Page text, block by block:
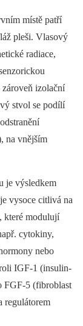
místě patří
pleši. Vlasový
radiace,
zároveň izolační
stvol se podílí
na vnějším
je výsledkem
vysoce citlivá na
které modulují
cytokiny,
nebo
IGF-1 (insulin-
FGF-5 (fibroblast
regulátorem